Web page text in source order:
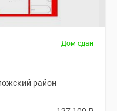
Дом сдан
район